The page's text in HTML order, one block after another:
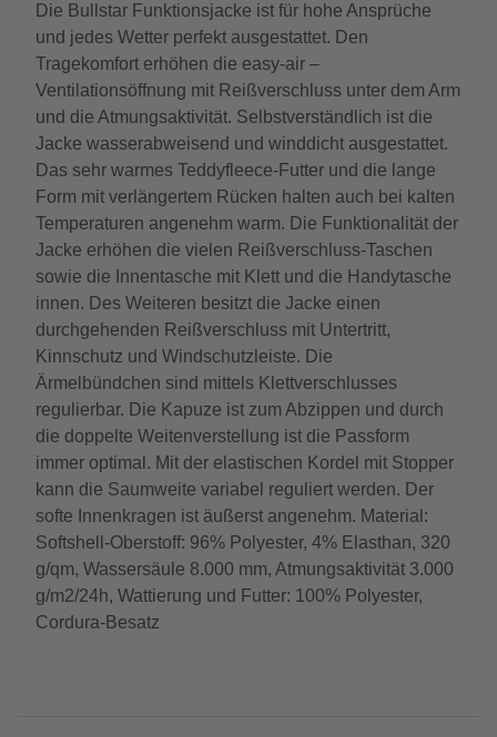
Die Bullstar Funktionsjacke ist für hohe Ansprüche
und jedes Wetter perfekt ausgestattet. Den
Tragekomfort erhöhen die easy-air –
Ventilationsöffnung mit Reißverschluss unter dem Arm
und die Atmungsaktivität. Selbstverständlich ist die
Jacke wasserabweisend und winddicht ausgestattet.
Das sehr warmes Teddyfleece-Futter und die lange
Form mit verlängertem Rücken halten auch bei kalten
Temperaturen angenehm warm. Die Funktionalität der
Jacke erhöhen die vielen Reißverschluss-Taschen
sowie die Innentasche mit Klett und die Handytasche
innen. Des Weiteren besitzt die Jacke einen
durchgehenden Reißverschluss mit Untertritt,
Kinnschutz und Windschutzleiste. Die
Ärmelbündchen sind mittels Klettverschlusses
regulierbar. Die Kapuze ist zum Abzippen und durch
die doppelte Weitenverstellung ist die Passform
immer optimal. Mit der elastischen Kordel mit Stopper
kann die Saumweite variabel reguliert werden. Der
softe Innenkragen ist äußerst angenehm. Material:
Softshell-Oberstoff: 96% Polyester, 4% Elasthan, 320
g/qm, Wassersäule 8.000 mm, Atmungsaktivität 3.000
g/m2/24h, Wattierung und Futter: 100% Polyester,
Cordura-Besatz